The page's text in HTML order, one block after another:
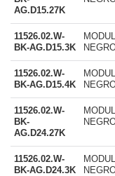
AG.D15.27K
11526.02.W-
BK-AG.D15.3K
11526.02.W-
BK-AG.D15.4K
11526.02.W-
BK-
AG.D24.27K
11526.02.W-
BK-AG.D24.3K